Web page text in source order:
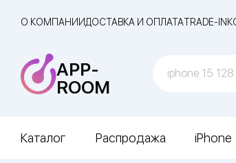
О КОМПАНИИДОСТАВКА И ОПЛАТАTRADE-IN
APP-
ROOM
Каталог Распродажа iPhone